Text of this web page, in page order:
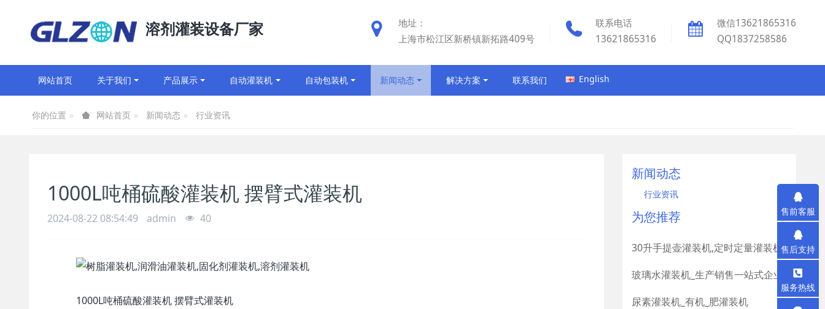
地址：
上海市松江区新桥镇新拓路409号
联系电话
13621865316
微信13621865316
QQ1837258586
溶剂灌装设备厂家
网站首页 关于我们 产品展示 自动灌装机 自动包装机 新闻动态 解决方案 联系我们 English
你的位置 网站首页 新闻动态 行业资讯
1000L吨桶硫酸灌装机 摆臂式灌装机
2024-08-22 08:54:49 admin 40
1000L吨桶硫酸灌装机 摆臂式灌装机
新闻动态
行业资讯
为您推荐
30升手提壶灌装机,定时定量灌装机
玻璃水灌装机_生产销售一站式企业
尿素灌装机_有机_肥灌装机
售前客服
售后支持
服务热线